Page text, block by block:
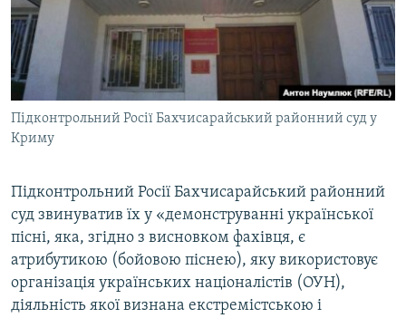
Підконтрольний Росії Бахчисарайський районний суд у
Криму
Підконтрольний Росії Бахчисарайський районний
суд звинуватив їх у «демонструванні української
пісні, яка, згідно з висновком фахівця, є
атрибутикою (бойовою піснею), яку використовує
організація українських націоналістів (ОУН),
діяльність якої визнана екстремістською і